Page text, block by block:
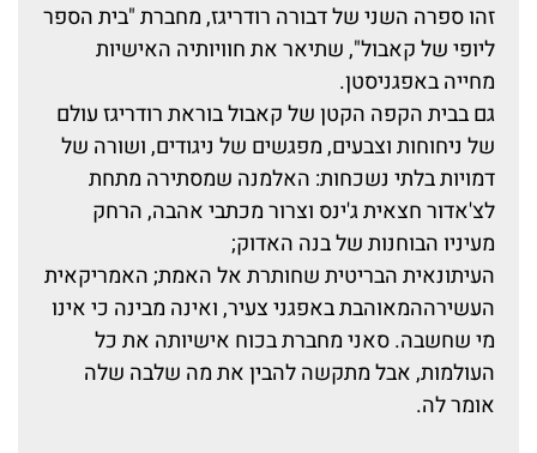
זהו ספרה השני של דבורה רודריגז, מחברת "בית הספר
ליופי של קאבול", שתיאר את חוויותיה האישיות
מחייה באפגניסטן.
גם בבית הקפה הקטן של קאבול בוראת רודריגז עולם
של ניחוחות וצבעים, מפגשים של ניגודים, ושורה של
דמויות בלתי נשכחות: האלמנה שמסתירה מתחת
לצ'אדור חצאית ג'ינס וצרור מכתבי אהבה, הרחק
מעיניו הבוחנות של בנה האדוק;
העיתונאית הבריטית שחותרת אל האמת; האמריקאית
העשירההמאוהבת באפגני צעיר, ואינה מבינה כי אינו
מי שחשבה. סאני מחברת בכוח אישיותה את כל
העולמות, אבל מתקשה להבין את מה שלבה שלה
אומר לה.